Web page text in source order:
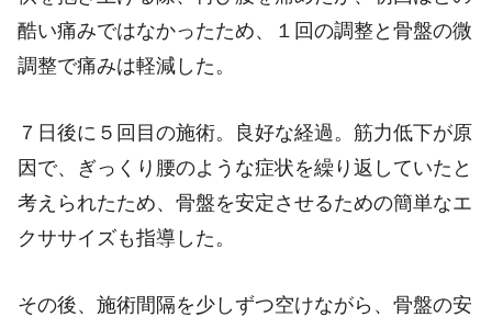
酷い痛みではなかったため、１回の調整と骨盤の微
調整で痛みは軽減した。
７日後に５回目の施術。良好な経過。筋力低下が原
因で、ぎっくり腰のような症状を繰り返していたと
考えられたため、骨盤を安定させるための簡単なエ
クササイズも指導した。
その後、施術間隔を少しずつ空けながら、骨盤の安